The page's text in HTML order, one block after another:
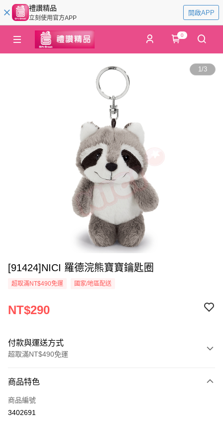
禮讚精品
立刻使用官方APP
開啟APP
0
1/3
[91424]NICI 羅德浣熊寶寶鑰匙圈
超取滿NT$490免運 國家/地區配送
NT$290
付款與運送方式
超取滿NT$490免運
信用卡一次付款
超商取貨付款
商品特色
商品編號
3402691